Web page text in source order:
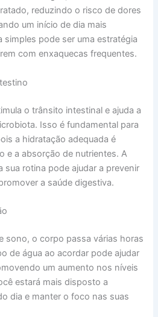
reduzindo o risco de dores
um início de dia mais
simples pode ser uma estratégia
com enxaquecas frequentes.
o trânsito intestinal e ajuda a
Isso é fundamental para
a hidratação adequada é
e a absorção de nutrientes. A
sua rotina pode ajudar a prevenir
a saúde digestiva.
sono, o corpo passa várias horas
de água ao acordar pode ajudar
um aumento nos níveis
estará mais disposto a
dia e manter o foco nas suas